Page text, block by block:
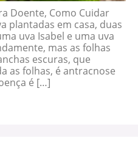
Doente, Como Cuidar
plantadas em casa, duas
uva Isabel e uma uva
mas as folhas
escuras, que
as folhas, é antracnose
é […]